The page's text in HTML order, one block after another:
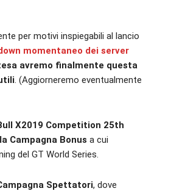
per motivi inspiegabili al lancio
momentaneo dei server
avremo finalmente questa
. (Aggiorneremo eventualmente
X2019 Competition 25th
Campagna Bonus a cui
del GT World Series.
Spettatori, dove